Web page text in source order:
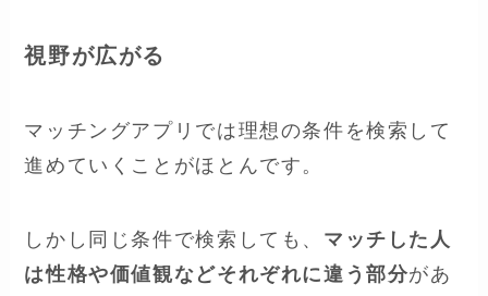
視野が広がる
マッチングアプリでは理想の条件を検索して
進めていくことがほとんです。
しかし同じ条件で検索しても、 マッチした人
は性格や価値観などそれぞれに違う部分があ